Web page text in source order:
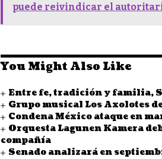
puede reivindicar el
You Might Also Like
Entre fe, tradición y familia,
Grupo musical Los Axolotes
Condena México ataque en
Orquesta Lagunen Kamera
compañía
Senado analizará en